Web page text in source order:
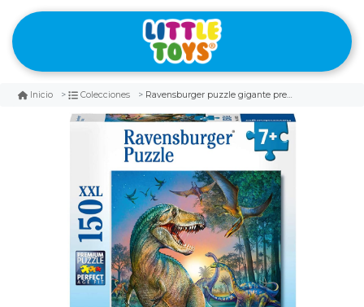
Inicio Colecciones Ravensburger puzzle gigante prehistorico 150 piezas